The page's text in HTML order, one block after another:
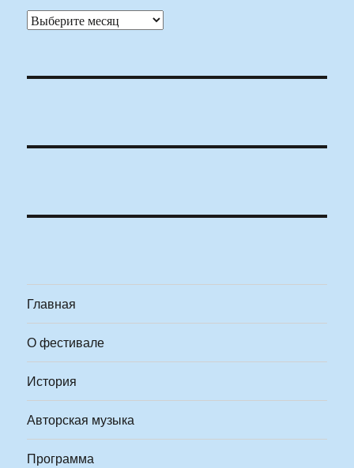
Архивы
Главная
О фестивале
История
Авторская музыка
Программа